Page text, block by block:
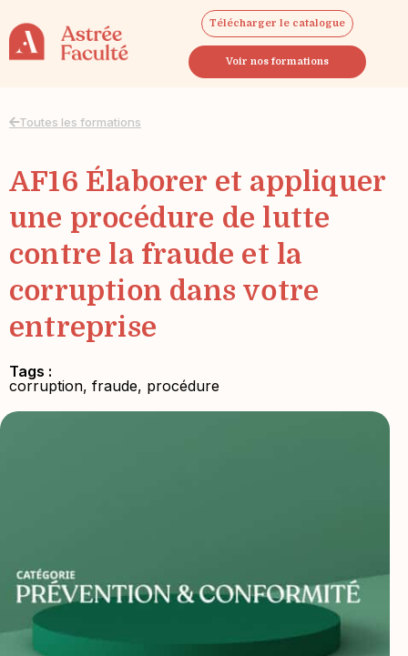
Télécharger le catalogue
Voir nos formations
Toutes les formations
AF16 Élaborer et appliquer
une procédure de lutte
contre la fraude et la
corruption dans votre
entreprise
Tags :
corruption, fraude, procédure